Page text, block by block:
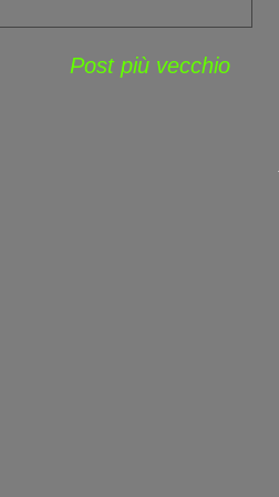
Post più vecchio